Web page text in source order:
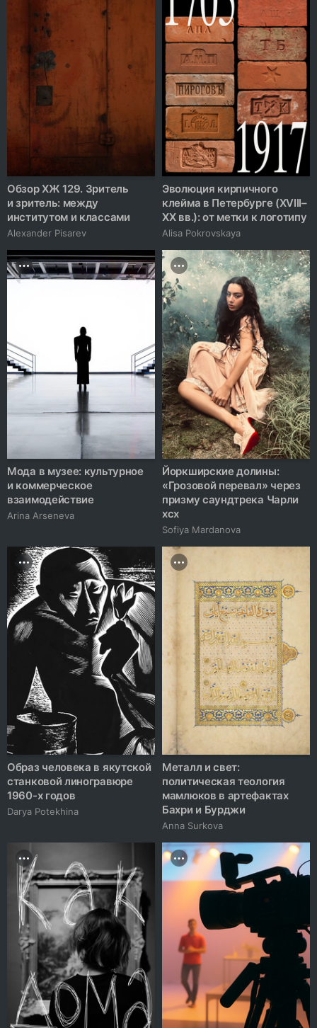
Обзор ХЖ 129. Зритель
и зритель: между
институтом и классами
Alexander Pisarev
Эволюция кирпичного
клейма в Петербурге (XVIII–
XX вв.): от метки к логотипу
Alisa Pokrovskaya
Мода в музее: культурное
и коммерческое
взаимодействие
Arina Arseneva
Йоркширские долины:
«Грозовой перевал» через
призму саундтрека Чарли
xcx
Sofiya Mardanova
Образ человека в якутской
станковой линогравюре
1960-х годов
Darya Potekhina
Металл и свет:
политическая теология
мамлюков в артефактах
Бахри и Бурджи
Anna Surkova